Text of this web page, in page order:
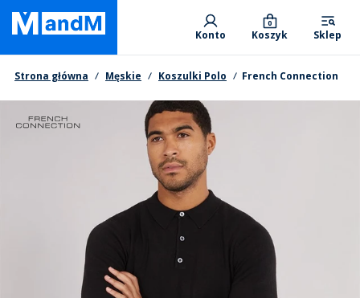
Skip
main
content
Primary departments
Konto Koszyk
0
Sklep
Nawigacja okruszkowa
Strona główna Męskie Koszulki Polo French Connection